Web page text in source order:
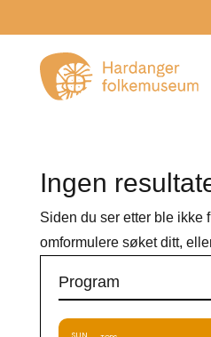
Ingen
Siden du ser etter ble ikke
omformulere søket ditt,
Program